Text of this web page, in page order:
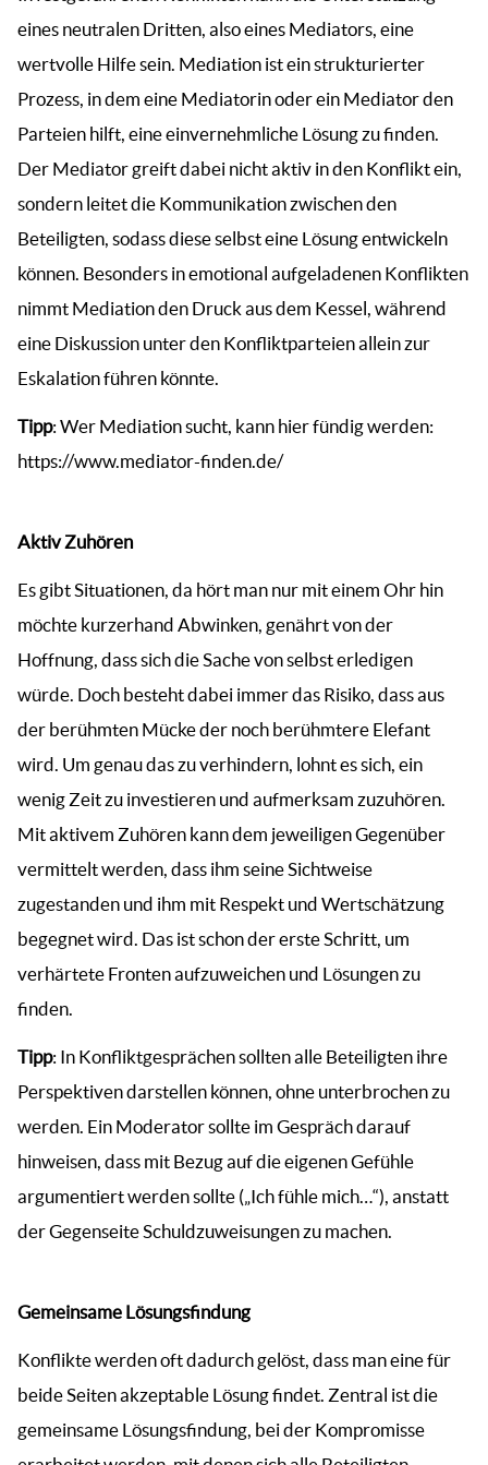
eines neutralen Dritten, also eines Mediators, eine
wertvolle Hilfe sein. Mediation ist ein strukturierter
Prozess, in dem eine Mediatorin oder ein Mediator den
Parteien hilft, eine einvernehmliche Lösung zu finden.
Der Mediator greift dabei nicht aktiv in den Konflikt ein,
sondern leitet die Kommunikation zwischen den
Beteiligten, sodass diese selbst eine Lösung entwickeln
können. Besonders in emotional aufgeladenen Konflikten
nimmt Mediation den Druck aus dem Kessel, während
eine Diskussion unter den Konfliktparteien allein zur
Eskalation führen könnte.
Tipp: Wer Mediation sucht, kann hier fündig werden:
https://www.mediator-finden.de/
Aktiv Zuhören
Es gibt Situationen, da hört man nur mit einem Ohr hin
möchte kurzerhand Abwinken, genährt von der
Hoffnung, dass sich die Sache von selbst erledigen
würde. Doch besteht dabei immer das Risiko, dass aus
der berühmten Mücke der noch berühmtere Elefant
wird. Um genau das zu verhindern, lohnt es sich, ein
wenig Zeit zu investieren und aufmerksam zuzuhören.
Mit aktivem Zuhören kann dem jeweiligen Gegenüber
vermittelt werden, dass ihm seine Sichtweise
zugestanden und ihm mit Respekt und Wertschätzung
begegnet wird. Das ist schon der erste Schritt, um
verhärtete Fronten aufzuweichen und Lösungen zu
finden.
Tipp: In Konfliktgesprächen sollten alle Beteiligten ihre
Perspektiven darstellen können, ohne unterbrochen zu
werden. Ein Moderator sollte im Gespräch darauf
hinweisen, dass mit Bezug auf die eigenen Gefühle
argumentiert werden sollte („Ich fühle mich…“), anstatt
der Gegenseite Schuldzuweisungen zu machen.
Gemeinsame Lösungsfindung
Konflikte werden oft dadurch gelöst, dass man eine für
beide Seiten akzeptable Lösung findet. Zentral ist die
gemeinsame Lösungsfindung, bei der Kompromisse